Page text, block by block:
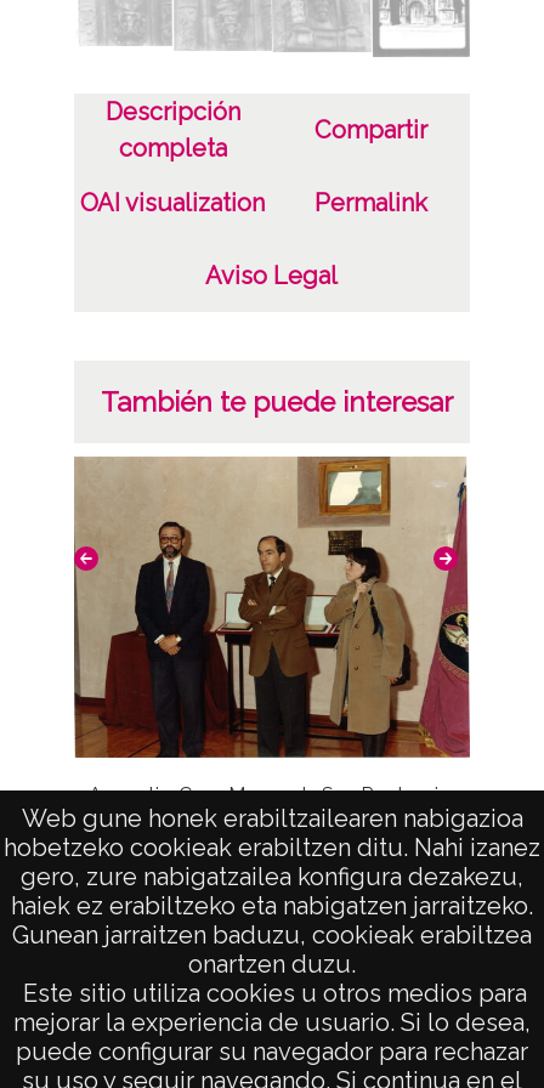
Web gune honek erabiltzailearen nabigazioa
hobetzeko cookieak erabiltzen ditu. Nahi izanez
gero, zure nabigatzailea konfigura dezakezu,
haiek ez erabiltzeko eta nabigatzen jarraitzeko.
Gunean jarraitzen baduzu, cookieak erabiltzea
onartzen duzu.
Este sitio utiliza cookies u otros medios para
mejorar la experiencia de usuario. Si lo desea,
puede configurar su navegador para rechazar
su uso y seguir navegando. Si continua en el
CC BY-NC-SA 4.0
ES.01059.ATHA.DIC.PP.02524-02530
Descripción
completa
Compartir
OAI visualization Permalink
Aviso Legal
También te puede interesar
Armentia. Casa Museo de San Prudencio.
Entrega de premios “Araba” “Kultura” y
“Mateo de Moraza”
AVISO LEGAL
POLÍTICA DE PRIVACIDAD
ACCESIBILIDAD